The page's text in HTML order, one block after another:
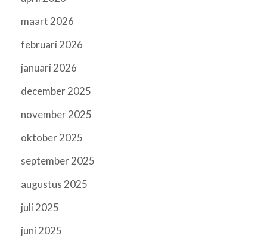
maart 2026
februari 2026
januari 2026
december 2025
november 2025
oktober 2025
september 2025
augustus 2025
juli 2025
juni 2025